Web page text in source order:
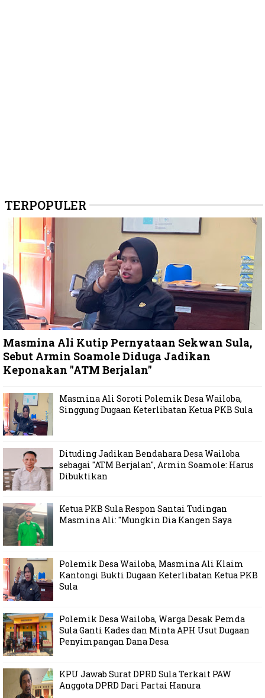
TERPOPULER
Masmina Ali Kutip Pernyataan Sekwan Sula,
Sebut Armin Soamole Diduga Jadikan
Keponakan "ATM Berjalan"
Masmina Ali Soroti Polemik Desa Wailoba,
Singgung Dugaan Keterlibatan Ketua PKB Sula
Dituding Jadikan Bendahara Desa Wailoba
sebagai "ATM Berjalan", Armin Soamole: Harus
Dibuktikan
Ketua PKB Sula Respon Santai Tudingan
Masmina Ali: "Mungkin Dia Kangen Saya
Polemik Desa Wailoba, Masmina Ali Klaim
Kantongi Bukti Dugaan Keterlibatan Ketua PKB
Sula
Polemik Desa Wailoba, Warga Desak Pemda
Sula Ganti Kades dan Minta APH Usut Dugaan
Penyimpangan Dana Desa
KPU Jawab Surat DPRD Sula Terkait PAW
Anggota DPRD Dari Partai Hanura